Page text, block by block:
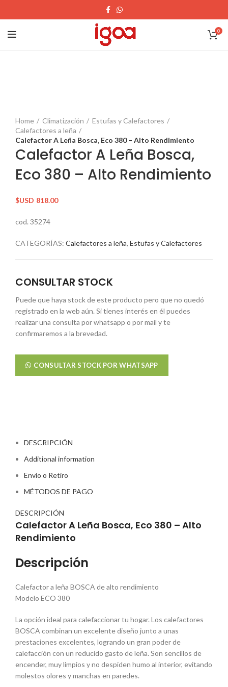
0
Home Climatización
Estufas y Calefactores
Calefactores a leña
Calefactor A Leña Bosca, Eco 380 – Alto Rendimiento
Calefactor A Leña Bosca,
Eco 380 – Alto Rendimiento
$USD 818.00
cod. 35274
CATEGORÍAS: Calefactores a leña, Estufas y Calefactores
CONSULTAR STOCK
Puede que haya stock de este producto pero que no quedó
registrado en la web aún. Si tienes interés en él puedes
realizar una consulta por whatsapp o por mail y te
confirmaremos a la brevedad.
CONSULTAR STOCK POR WHATSAPP
DESCRIPCIÓN
Additional information
Envío o Retiro
MÉTODOS DE PAGO
DESCRIPCIÓN
Calefactor A Leña Bosca, Eco 380 – Alto
Rendimiento
Descripción
Calefactor a leña BOSCA de alto rendimiento
Modelo ECO 380
La opción ideal para calefaccionar tu hogar. Los calefactores
BOSCA combinan un excelente diseño junto a unas
prestaciones excelentes, logrando un gran poder de
calefacción con un reducido gasto de leña. Son sencillos de
encender, muy limpios y no despiden humo al interior, evitando
molestos olores y manchas en paredes.